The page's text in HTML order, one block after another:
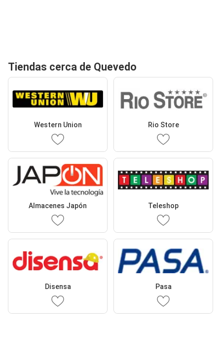
Tiendas cerca de Quevedo
Western Union Rio Store
Almacenes Japón Teleshop
Disensa Pasa